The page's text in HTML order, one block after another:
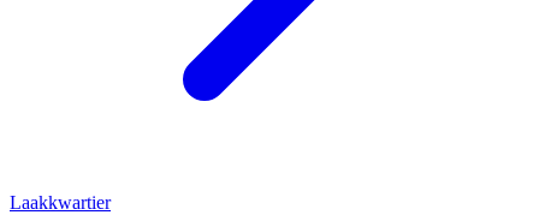
Laakkwartier